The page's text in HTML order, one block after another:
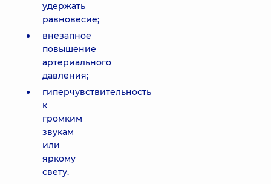
удержать
равновесие;
внезапное
повышение
артериального
давления;
гиперчувствительность
к
громким
звукам
или
яркому
свету.